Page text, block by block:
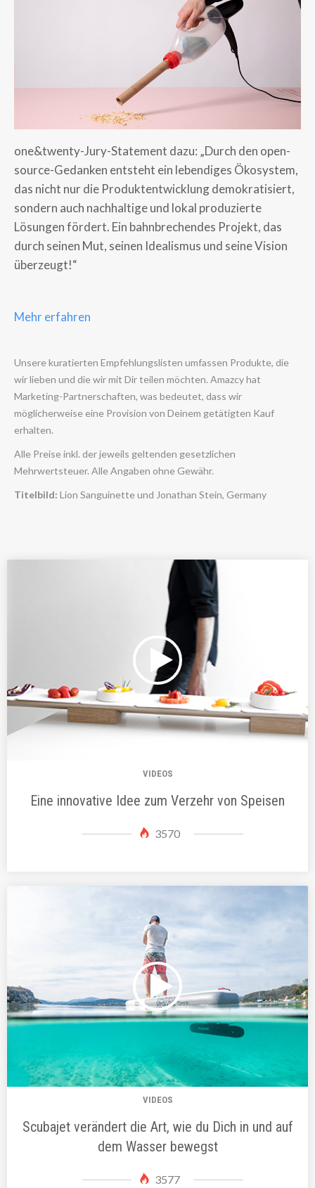
one&twenty-Jury-Statement dazu: „Durch den open-
source-Gedanken entsteht ein lebendiges Ökosystem,
das nicht nur die Produktentwicklung demokratisiert,
sondern auch nachhaltige und lokal produzierte
Lösungen fördert. Ein bahnbrechendes Projekt, das
durch seinen Mut, seinen Idealismus und seine Vision
überzeugt!“
Mehr erfahren
Unsere kuratierten Empfehlungslisten umfassen Produkte, die
wir lieben und die wir mit Dir teilen möchten. Amazcy hat
Marketing-Partnerschaften, was bedeutet, dass wir
möglicherweise eine Provision von Deinem getätigten Kauf
erhalten.
Alle Preise inkl. der jeweils geltenden gesetzlichen
Mehrwertsteuer. Alle Angaben ohne Gewähr.
Titelbild: Lion Sanguinette und Jonathan Stein, Germany
VIDEOS
Eine innovative Idee zum Verzehr von Speisen
3570
VIDEOS
Scubajet verändert die Art, wie du Dich in und auf
dem Wasser bewegst
3577